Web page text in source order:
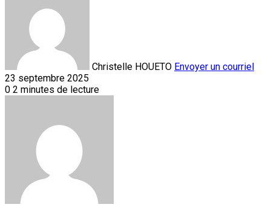
Christelle HOUETO Envoyer un courriel
23 septembre 2025
0 2 minutes de lecture